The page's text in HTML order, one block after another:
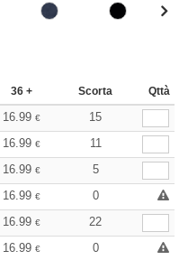
36 + Scorta Qttà
16.99 €
15
16.99 €
11
16.99 €
5
16.99 €
0
16.99 €
22
16.99 € 0